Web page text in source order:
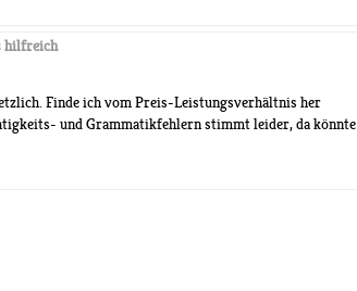
hilfreich
Finde ich vom Preis-Leistungsverhältnis her
und Grammatikfehlern stimmt leider, da könnte